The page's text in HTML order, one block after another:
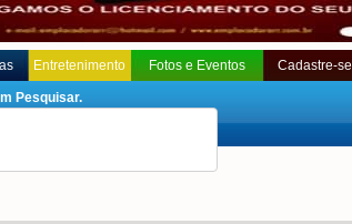
Entretenimento Fotos e Eventos Cadastre-se
Pesquisar.